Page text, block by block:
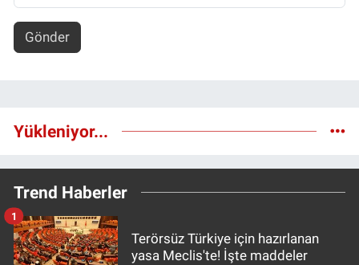
Gönder
Yükleniyor...
Trend Haberler
Terörsüz Türkiye için hazırlanan
yasa Meclis'te! İşte maddeler
1